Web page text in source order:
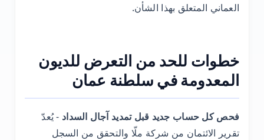
العماني المتعلق بهذا الشأن.
خطوات للحد من التعرض للديون
المعدومة في سلطنة عمان
فحص كل حساب جديد قبل تمديد آجال السداد - يُعدّ
تقرير الائتمان من شركة ملّا والتحقق من السجل